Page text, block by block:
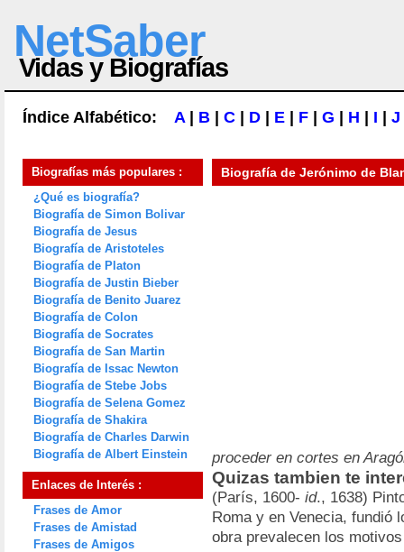
NetSaber
Vidas y Biografías
Índice Alfabético: A| B C D E F G H I J
Biografías más populares :
¿Qué es biografía?
Biografía de Simon Bolivar
Biografía de Jesus
Biografía de Aristoteles
Biografía de Platon
Biografía de Justin Bieber
Biografía de Benito Juarez
Biografía de Colon
Biografía de Socrates
Biografía de San Martin
Biografía de Issac Newton
Biografía de Stebe Jobs
Biografía de Selena Gomez
Biografía de Shakira
Biografía de Charles Darwin
Biografía de Albert Einstein
Enlaces de Interés :
Frases de Amor
Frases de Amistad
Frases de Amigos
Biografía de Jerónimo de
proceder en cortes en
Quizas tambien te
(París, 1600- id., 1638)
Roma y en Venecia, fundió
obra prevalecen los